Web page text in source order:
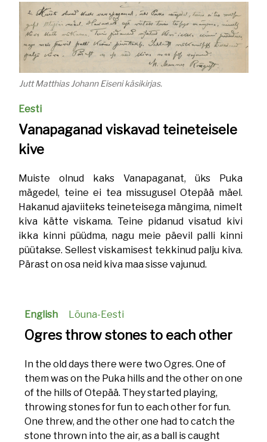
Jutt Matthias Johann Eiseni käsikirjas.
Eesti
Vanapaganad viskavad teineteisele
kive
Muiste olnud kaks Vanapaganat, üks Puka
mägedel, teine ei tea missugusel Otepää mäel.
Hakanud ajaviiteks teineteisega mängima, nimelt
kiva kätte viskama. Teine pidanud visatud kivi
ikka kinni püüdma, nagu meie päevil palli kinni
püütakse. Sellest viskamisest tekkinud palju kiva.
Pärast on osa neid kiva maa sisse vajunud.
English Lõuna-Eesti
Ogres throw stones to each other
In the old days there were two Ogres. One of
them was on the Puka hills and the other on one
of the hills of Otepää. They started playing,
throwing stones for fun to each other for fun.
One threw, and the other one had to catch the
stone thrown into the air, as a ball is caught